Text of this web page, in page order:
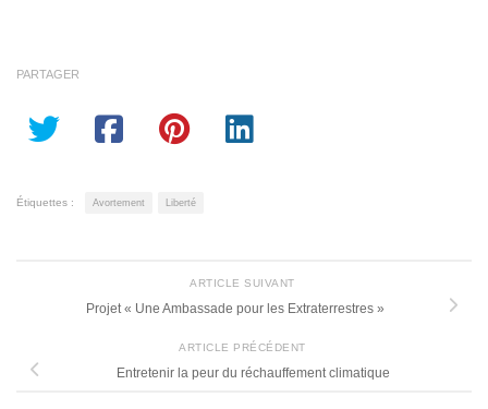
PARTAGER
Étiquettes : Avortement Liberté
ARTICLE SUIVANT
Projet « Une Ambassade pour les Extraterrestres »
ARTICLE PRÉCÉDENT
Entretenir la peur du réchauffement climatique